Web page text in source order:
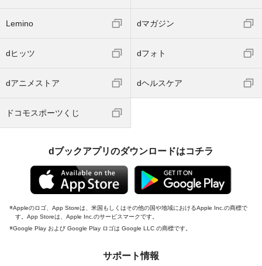
Lemino dマガジン
dヒッツ dフォト
dアニメストア dヘルスケア
ドコモスポーツくじ
dブックアプリのダウンロードはコチラ
Appleのロゴ、App Storeは、米国もしくはその他の国や地域におけるApple Inc.の商標で
す。App Storeは、Apple Inc.のサービスマークです。
Google Play および Google Play ロゴは Google LLC の商標です。
サポート情報